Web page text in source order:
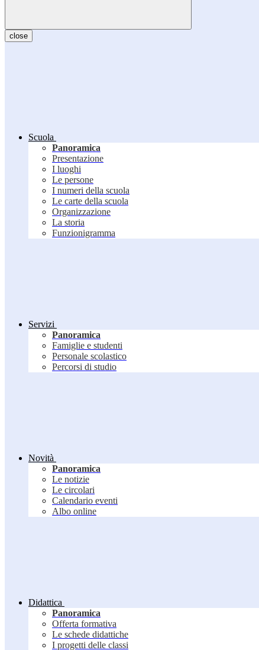
close
Scuola
Panoramica
Presentazione
I luoghi
Le persone
I numeri della scuola
Le carte della scuola
Organizzazione
La storia
Funzionigramma
Servizi
Panoramica
Famiglie e studenti
Personale scolastico
Percorsi di studio
Novità
Panoramica
Le notizie
Le circolari
Calendario eventi
Albo online
Didattica
Panoramica
Offerta formativa
Le schede didattiche
I progetti delle classi